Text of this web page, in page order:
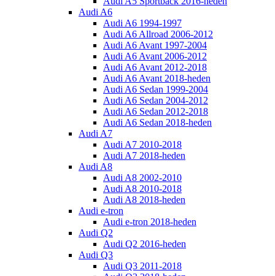
Audi A6
Audi A6 1994-1997
Audi A6 Allroad 2006-2012
Audi A6 Avant 1997-2004
Audi A6 Avant 2006-2012
Audi A6 Avant 2012-2018
Audi A6 Avant 2018-heden
Audi A6 Sedan 1999-2004
Audi A6 Sedan 2004-2012
Audi A6 Sedan 2012-2018
Audi A6 Sedan 2018-heden
Audi A7
Audi A7 2010-2018
Audi A7 2018-heden
Audi A8
Audi A8 2002-2010
Audi A8 2010-2018
Audi A8 2018-heden
Audi e-tron
Audi e-tron 2018-heden
Audi Q2
Audi Q2 2016-heden
Audi Q3
Audi Q3 2011-2018